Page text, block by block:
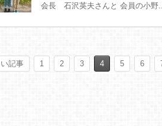
会長 石沢英夫さんと 会員の小野...
記事 1 2 3 4 5 6